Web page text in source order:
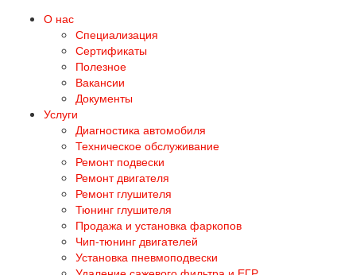
О нас
Специализация
Сертификаты
Полезное
Вакансии
Документы
Услуги
Диагностика автомобиля
Техническое обслуживание
Ремонт подвески
Ремонт двигателя
Ремонт глушителя
Тюнинг глушителя
Продажа и установка фаркопов
Чип-тюнинг двигателей
Установка пневмоподвески